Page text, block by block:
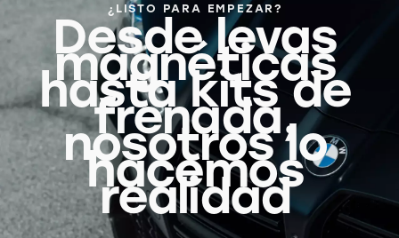
¿LISTO PARA EMPEZAR?
Desde levas
magnéticas
hasta kits de
frenada,
nosotros lo
hacemos
realidad